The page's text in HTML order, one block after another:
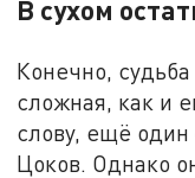
В сухом
Конечно,
сложная, как и
слову, ещё
Цоков. Однако